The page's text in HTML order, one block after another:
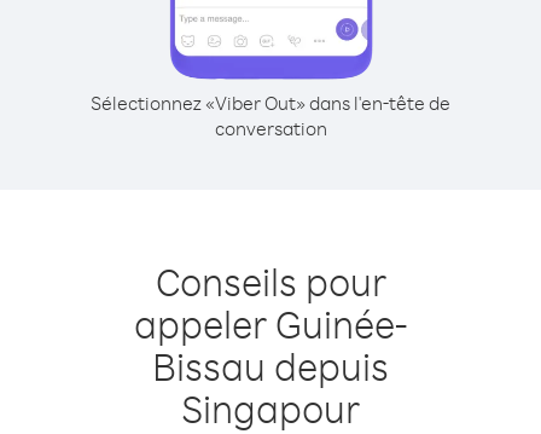
Sélectionnez «Viber Out» dans l'en-tête de
conversation
Conseils pour
appeler Guinée-
Bissau depuis
Singapour